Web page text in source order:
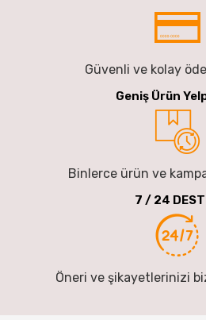
Güvenli ve kolay
Geniş Ürün
Binlerce ürün ve
7 / 24
Öneri ve şikayetlerinizi